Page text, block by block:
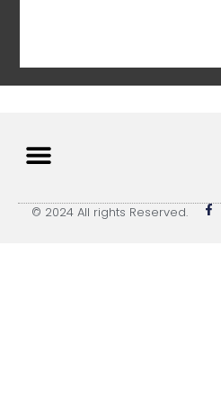
© 2024 All rights Reserved.